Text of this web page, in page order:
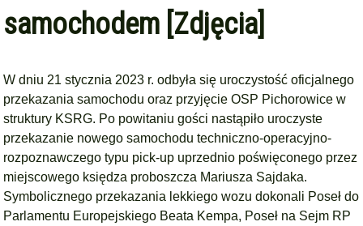
samochodem [Zdjęcia]
W dniu 21 stycznia 2023 r. odbyła się uroczystość oficjalnego
przekazania samochodu oraz przyjęcie OSP Pichorowice w
struktury KSRG. Po powitaniu gości nastąpiło uroczyste
przekazanie nowego samochodu techniczno-operacyjno-
rozpoznawczego typu pick-up uprzednio poświęconego przez
miejscowego księdza proboszcza Mariusza Sajdaka.
Symbolicznego przekazania lekkiego wozu dokonali Poseł do
Parlamentu Europejskiego Beata Kempa, Poseł na Sejm RP